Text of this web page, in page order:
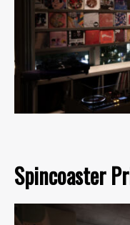
Spincoaster